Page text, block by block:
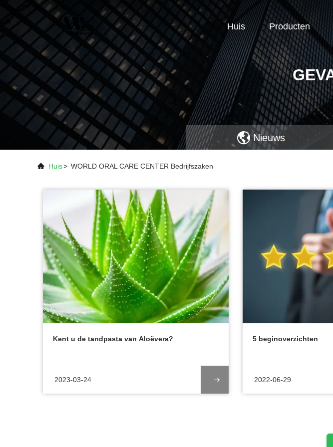
Huis Producten
Nieuws
Huis> WORLD ORAL CARE CENTER Bedrijfszaken
Kent u de tandpasta van Aloëvera?
2023-03-24
5 beginoverzichten
2022-06-29